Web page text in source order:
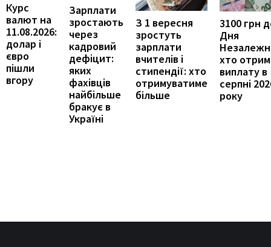
Курс
валют на
11.08.2026:
долар і
євро
пішли
вгору
Зарплати
зростають
через
кадровий
дефіцит:
яких
фахівців
найбільше
бракує в
Україні
З 1 вересня
зростуть
зарплати
вчителів і
стипендії: хто
отримуватиме
більше
3100 грн
Дня
хто
виплату в
серпні
року